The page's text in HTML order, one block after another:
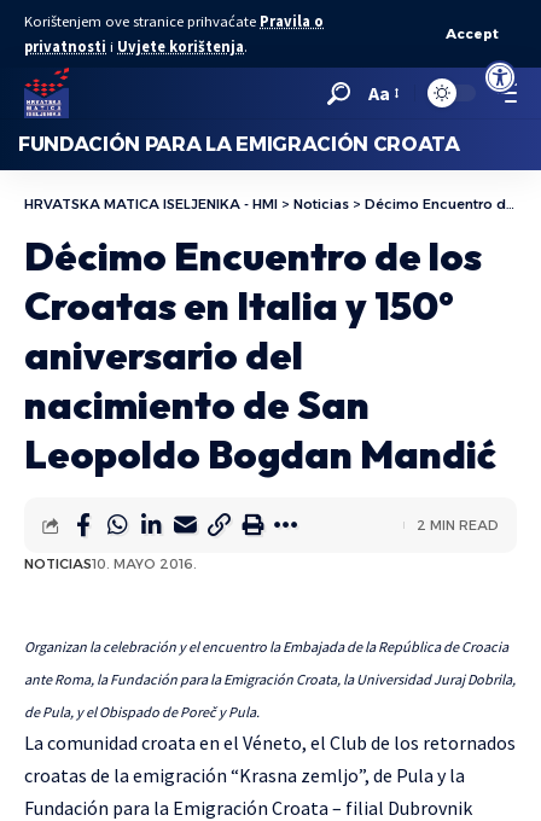
Korištenjem ove stranice prihvaćate Pravila o
privatnosti i Uvjete korištenja.
Accept
Aa
FUNDACIÓN PARA LA EMIGRACIÓN CROATA
HRVATSKA MATICA ISELJENIKA - HMI > Noticias > Décimo Encuentro de los Croatas en Italia y 150° aniversario del nacimiento de San Leopoldo Bogdan Mandić
Décimo Encuentro de los
Croatas en Italia y 150°
aniversario del
nacimiento de San
Leopoldo Bogdan Mandić
NOTICIAS10. MAYO 2016.
2 MIN READ
Organizan la celebración y el encuentro la Embajada de la República de Croacia
ante Roma, la Fundación para la Emigración Croata, la Universidad Juraj Dobrila,
de Pula, y el Obispado de Poreč y Pula.
La comunidad croata en el Véneto, el Club de los retornados
croatas de la emigración “Krasna zemljo”, de Pula y la
Fundación para la Emigración Croata – filial Dubrovnik
Abrir